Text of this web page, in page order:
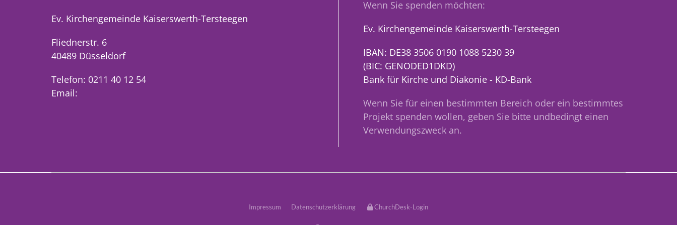
Ev. Kirchengemeinde Kaiserswerth-Tersteegen
Fliednerstr. 6
40489 Düsseldorf
Telefon: 0211 40 12 54
Email:
Wenn Sie spenden möchten:
Ev. Kirchengemeinde Kaiserswerth-Tersteegen
IBAN: DE38 3506 0190 1088 5230 39
(BIC: GENODED1DKD)
Bank für Kirche und Diakonie - KD-Bank
Wenn Sie für einen bestimmten Bereich oder ein bestimmtes
Projekt spenden wollen, geben Sie bitte undbedingt einen
Verwendungszweck an.
Impressum Datenschutzerklärung ChurchDesk-Login